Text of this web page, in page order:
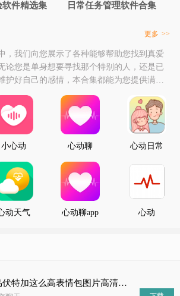
软件精选集
日常任务管理软件合集
更多 >>
，我们向您展示了各种能够帮助您找到真爱
论您是单身想要寻找那个特别的人，还是已
护好自己的感情，本合集都能为您提供满意
心动软件，您可以轻松地结识到来自世界各
们的个性、爱好等信息。同时，这些心动软
式、匹配算法等功能，让您能够更快速地找
我们还关注到了一些特殊人群的需求
小心动 心动聊 心动日常
动天气
心动聊app
心动
抖音小鸟伏特加这么高表情包图片高清无水印完整版